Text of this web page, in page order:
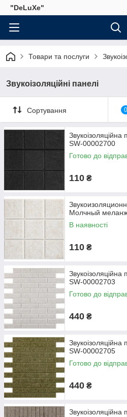
"DeLuХe"
Товари та послуги
Звукоізоляційні панелі
Сортування 0
SW-00002700
Готово до
110 ₴
Молчный
В наявності
110 ₴
SW-00002703
Готово до
440 ₴
SW-00002705
Готово до
440 ₴